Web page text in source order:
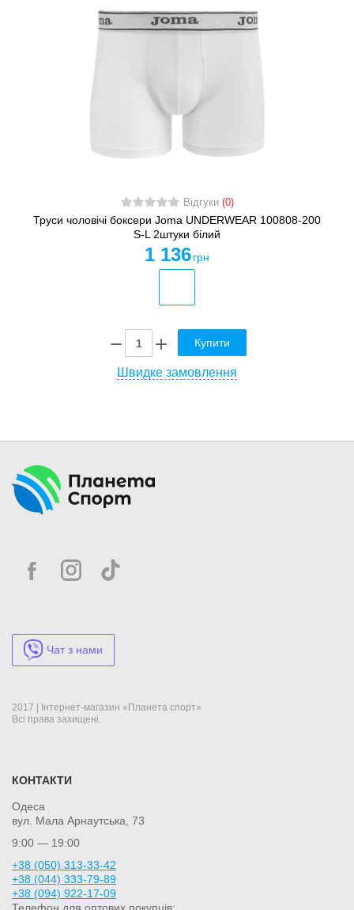
Відгуки (0)
Труси чоловічі боксери Joma UNDERWEAR 100808-200
S-L 2штуки білий
1 136 грн
Купити
Швидке замовлення
Чат з нами
2017 | Інтернет-магазин «Планета спорт»
Всі права захищені.
КОНТАКТИ
Одеса
вул. Мала Арнаутська, 73
9:00 — 19:00
+38 (050) 313-33-42
+38 (044) 333-79-89
+38 (094) 922-17-09
Телефон для оптових покупців: